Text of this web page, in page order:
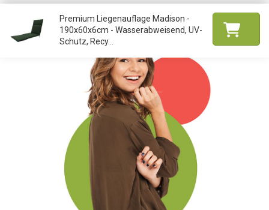
Premium Liegenauflage Madison -
190x60x6cm - Wasserabweisend, UV-
Schutz, Recy...